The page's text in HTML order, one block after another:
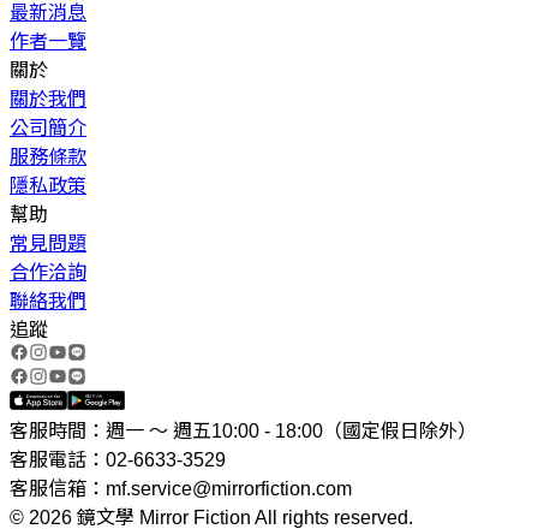
最新消息
作者一覽
關於
關於我們
公司簡介
服務條款
隱私政策
幫助
常見問題
合作洽詢
聯絡我們
追蹤
客服時間：週一 ～ 週五10:00 - 18:00（國定假日除外）
客服電話：02-6633-3529
客服信箱：mf.service@mirrorfiction.com
© 2026 鏡文學 Mirror Fiction All rights reserved.